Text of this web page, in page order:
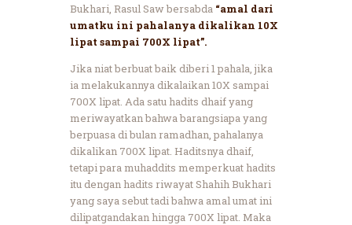
Bukhari, Rasul Saw bersabda “amal dari
umatku ini pahalanya dikalikan 10X
lipat sampai 700X lipat”.
Jika niat berbuat baik diberi 1 pahala, jika
ia melakukannya dikalaikan 10X sampai
700X lipat. Ada satu hadits dhaif yang
meriwayatkan bahwa barangsiapa yang
berpuasa di bulan ramadhan, pahalanya
dikalikan 700X lipat. Haditsnya dhaif,
tetapi para muhaddits memperkuat hadits
itu dengan hadits riwayat Shahih Bukhari
yang saya sebut tadi bahwa amal umat ini
dilipatgandakan hingga 700X lipat. Maka